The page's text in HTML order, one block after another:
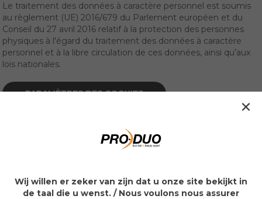
Le traitement des données à caractère personnel est soumis
au règlement (UE) 2016/679 du Parlement européen et du
Conseil du 27 avril 2016 relatif à la protection des personnes
physiques à l'égard du traitement des données à caractère
personnel et à la libre circulation de ces données, ainsi qu’aux
lois nationales.
PARAMÈTRES DES COOKIES
1. QUE SONT LES COOKIES ?
POURQUOI ?
Wij willen er zeker van zijn dat u onze site bekijkt in
de taal die u wenst. / Nous voulons nous assurer
×